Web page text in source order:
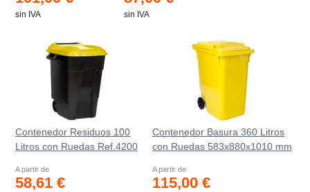
sin IVA sin IVA
Contenedor Residuos 100
Litros con Ruedas Ref.4200
A partir de
58,61 €
Contenedor Basura 360 Litros
con Ruedas 583x880x1010 mm
A partir de
115,00 €